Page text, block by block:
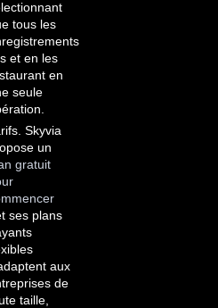
tous les
et en les
en
seule
Skyvia
un
gratuit
ses plans
aux
de
taille,